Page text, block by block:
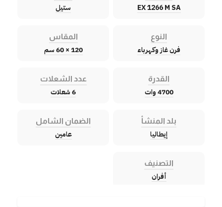
EX 1266 M SA ستيل
النوع
فرن غاز وكهرباء
المقاس
120 × 60 سم
القدرة
4700 وات
عدد الشعلات
6 شعلات
بلد المنشأ
إيطاليا
الضمان الشامل
عامين
التصنيف
أفران